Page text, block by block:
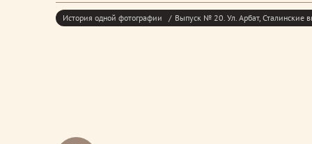
История одной фотографии Выпуск № 20. Ул. Арбат, Сталинские